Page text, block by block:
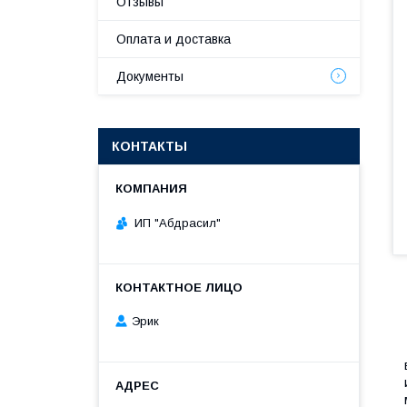
Оплата и доставка
Документы
КОНТАКТЫ
ИП "Абдрасил"
Эрик